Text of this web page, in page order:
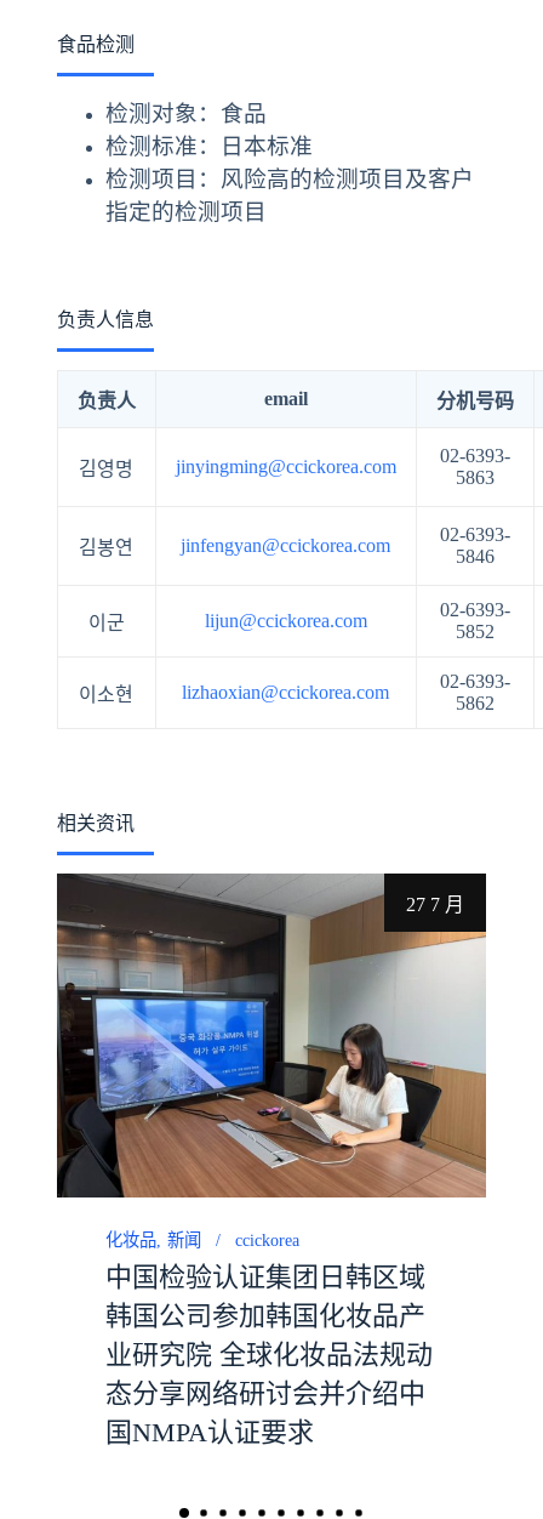
食品检测
检测对象：食品
检测标准：日本标准
检测项目：风险高的检测项目及客户
指定的检测项目
负责人信息
负责人 email 分机号码
김영명 jinyingming@ccickorea.com
02-6393-
5863
김봉연 jinfengyan@ccickorea.com
02-6393-
5846
이군 lijun@ccickorea.com
02-6393-
5852
이소현 lizhaoxian@ccickorea.com
02-6393-
5862
相关资讯
27 7 月
化妆品 新闻 ccickorea
中国检验认证集团日韩区域
韩国公司参加韩国化妆品产
业研究院 全球化妆品法规动
态分享网络研讨会并介绍中
国NMPA认证要求